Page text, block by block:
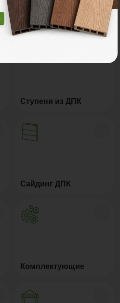
Ступени из ДПК
Сайдинг ДПК
Комплектующие